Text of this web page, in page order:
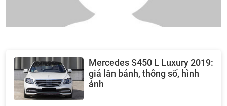
Mercedes S450 L Luxury 2019:
giá lăn bánh, thông số, hình
ảnh